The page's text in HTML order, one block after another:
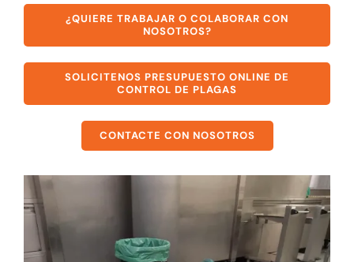
¿QUIERE TRABAJAR O COLABORAR CON
NOSOTROS?
SOLICITENOS PRESUPUESTO ONLINE DE
CONTROL DE PLAGAS
CONTACTE CON NOSOTROS